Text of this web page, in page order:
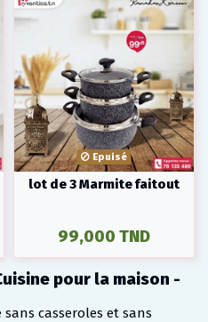
Epuisé
lot de 3 Marmite faitout
99,000 TND
pour la maison -
casseroles et sans